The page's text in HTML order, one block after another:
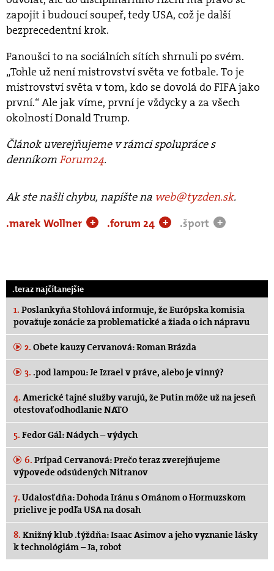
zapojit i budoucí soupeř, tedy USA, což je další
bezprecedentní krok.
Fanoušci to na sociálních sítích shrnuli po svém.
„Tohle už není mistrovství světa ve fotbale. To je
mistrovství světa v tom, kdo se dovolá do FIFA jako
první.“ Ale jak víme, první je vždycky a za všech
okolností Donald Trump.
Článok uverejňujeme v rámci spolupráce s
denníkomForum24.
Ak ste našli chybu, napíšte na web@tyzden.sk.
.marek Wollner
+ .forum 24 + .šport +
.teraz najčítanejšie
1. Poslankyňa Stohlová informuje, že Európska komisia
považuje zonácie za problematické a žiada o ich nápravu
2. Obete kauzy Cervanová: Roman Brázda
3. .pod lampou: Je Izrael v práve, alebo je vinný?
4. Americké tajné služby varujú, že Putin môže už na jeseň
otestovať odhodlanie NATO
5. Fedor Gál: Nádych – výdych
6. Prípad Cervanová: Prečo teraz zverejňujeme
výpovede odsúdených Nitranov
7. Udalosť dňa: Dohoda Iránu s Ománom o Hormuzskom
prielive je podľa USA na dosah
8. Knižný klub .týždňa: Isaac Asimov a jeho vyznanie lásky
k technológiám – Ja, robot